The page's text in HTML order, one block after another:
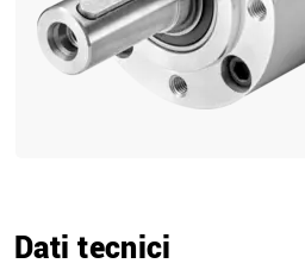
Dati tecnici